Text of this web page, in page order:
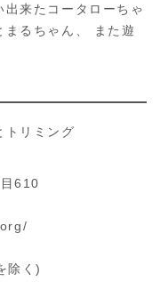
来たコータローちゃ
まるちゃん、 また遊
トリミング
610
除く)